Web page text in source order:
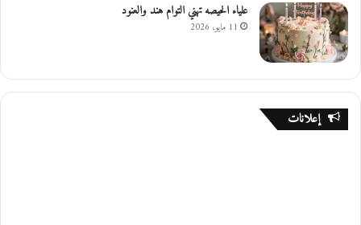
علياء الحيصه تهني التوام هند والعنود
11 مايو، 2026
إعلانات